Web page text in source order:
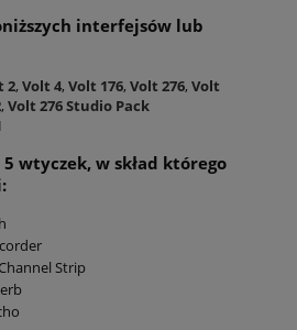
interfejsów lub
2, Volt 4, Volt 176, Volt 276, Volt
, Volt 276 Studio Pack
wtyczek, w skład którego
Strip